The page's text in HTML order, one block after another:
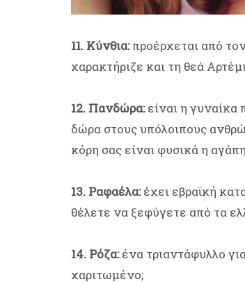
11. Κύνθια:προέρχεται από
χαρακτήριζε και τη θεά
12. Πανδώρα:είναι η γυναίκα
δώρα στους υπόλοιπους
κόρη σας είναι φυσικά η
13. Ραφαέλα:έχει εβραϊκή
θέλετε να ξεφύγετε από τα
14. Ρόζα:ένα τριαντάφυλλο
χαριτωμένο;